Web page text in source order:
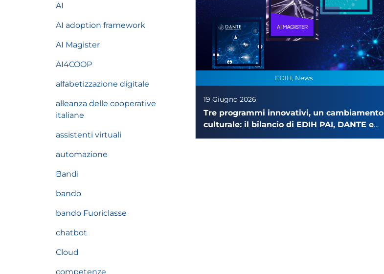
AI
AI adoption framework
AI Magister
AI4COOP
alfabetizzazione digitale
alleanza delle cooperative
italiane
assistenti virtuali
automazione
Bandi
bando
bando Fuoriclasse
chatbot
Cloud
competenze
EDIH, News
19 Giugno 2026
Tre programmi innovativi, un cambiamento
culturale: il bilancio di EDIH PAI, DANTE e
AI MAGISTER